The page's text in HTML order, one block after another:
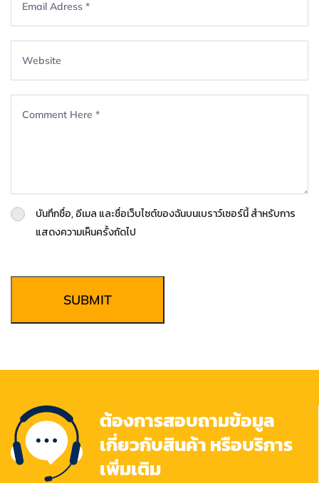
บันทึกชื่อ, อีเมล และชื่อเว็บไซต์ของฉันบนเบราว์เซอร์นี้ สำหรับการ
แสดงความเห็นครั้งถัดไป
SUBMIT
ต้องการสอบถามข้อมูล
เกี่ยวกับสินค้า หรือบริการ
เพิ่มเติม